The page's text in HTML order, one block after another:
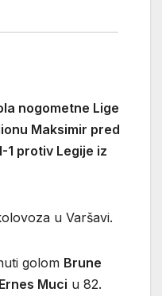
nogometne Lige
Maksimir pred
1 protiv Legije iz
u Varšavi.
golom Brune
Ernes Muci u 82.